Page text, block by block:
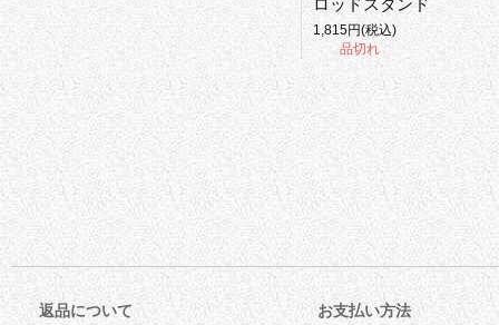
ロッドスタンド
1,815円(税込)
品切れ
返品について お支払い方法